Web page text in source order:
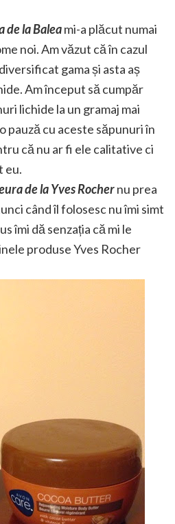
de la Baleami-a plăcut numai
noi. Am văzut că în cazul
gama și asta aș
Am început să cumpăr
lichide la un gramaj mai
pauză cu aceste săpunuri în
că nu ar fi ele calitative ci
eu.
de la Yves Rochernu prea
când îl folosesc nu îmi simt
îmi dă senzația că mi le
produse Yves Rocher